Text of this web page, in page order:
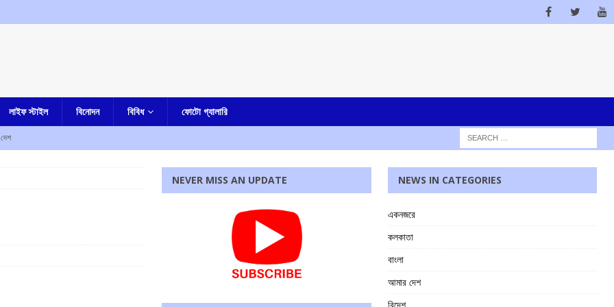
লাইফ স্টাইল বিনোদন বিবিধ ফোটো গ্যালারি
শিক্ষক নিহত, উত্তেজনা
একাধিক অভিযোগ, গ্রেফতার নৈহাটির প্রাক্তন তৃণমূল বিধায়ক সনৎ দে
NEVER MISS AN UPDATE NEWS IN CATEGORIES
একনজরে
কলকাতা
বাংলা
আমার দেশ